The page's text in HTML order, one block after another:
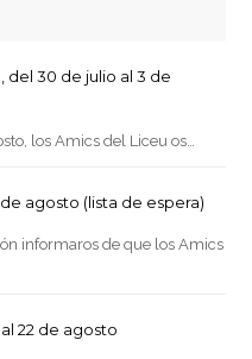
del 30 de julio al 3 de
los Amics del Liceu os…
de agosto (lista de espera)
informaros de que los Amics
22 de agosto